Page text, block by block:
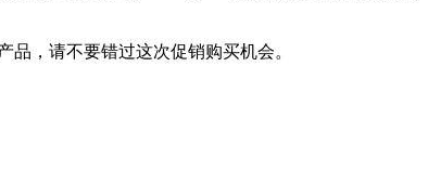
，请不要错过这次促销购买机会。